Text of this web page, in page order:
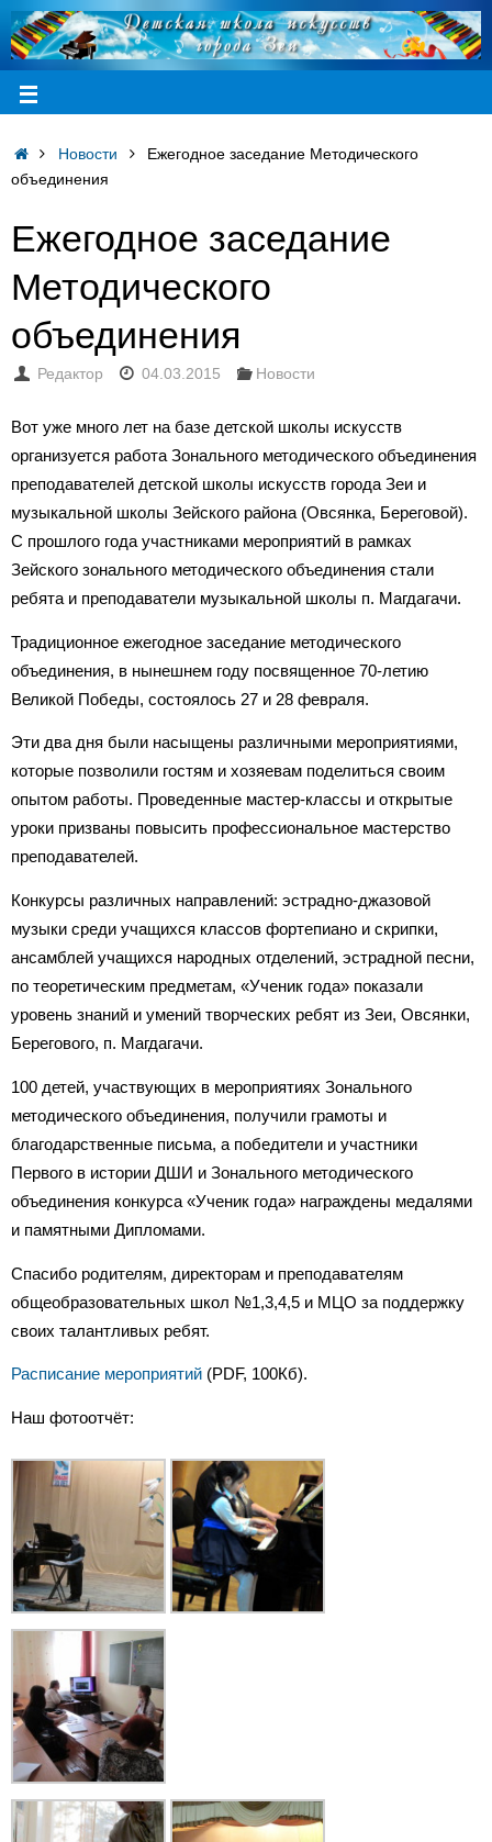
Новости
Ежегодное заседание Методического
объединения
Ежегодное заседание
Методического
объединения
Редактор 04.03.2015 Новости
Вот уже много лет на базе детской школы искусств
организуется работа Зонального методического объединения
преподавателей детской школы искусств города Зеи и
музыкальной школы Зейского района (Овсянка, Береговой).
С прошлого года участниками мероприятий в рамках
Зейского зонального методического объединения стали
ребята и преподаватели музыкальной школы п. Магдагачи.
Традиционное ежегодное заседание методического
объединения, в нынешнем году посвященное 70-летию
Великой Победы, состоялось 27 и 28 февраля.
Эти два дня были насыщены различными мероприятиями,
которые позволили гостям и хозяевам поделиться своим
опытом работы. Проведенные мастер-классы и открытые
уроки призваны повысить профессиональное мастерство
преподавателей.
Конкурсы различных направлений: эстрадно-джазовой
музыки среди учащихся классов фортепиано и скрипки,
ансамблей учащихся народных отделений, эстрадной песни,
по теоретическим предметам, «Ученик года» показали
уровень знаний и умений творческих ребят из Зеи, Овсянки,
Берегового, п. Магдагачи.
100 детей, участвующих в мероприятиях Зонального
методического объединения, получили грамоты и
благодарственные письма, а победители и участники
Первого в истории ДШИ и Зонального методического
объединения конкурса «Ученик года» награждены медалями
и памятными Дипломами.
Спасибо родителям, директорам и преподавателям
общеобразовательных школ №1,3,4,5 и МЦО за поддержку
своих талантливых ребят.
Расписание мероприятий (PDF, 100Кб).
Наш фотоотчёт: